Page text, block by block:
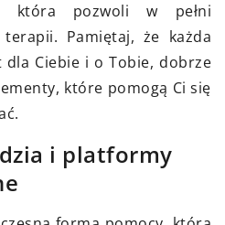
która pozwoli w pełni
Pamiętaj, że każda
Ciebie i o Tobie, dobrze
które pomogą Ci się
i platformy